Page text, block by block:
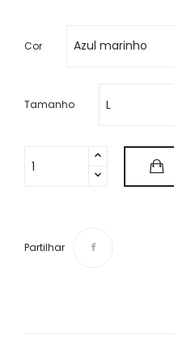
Cor
Tamanho
Partilhar